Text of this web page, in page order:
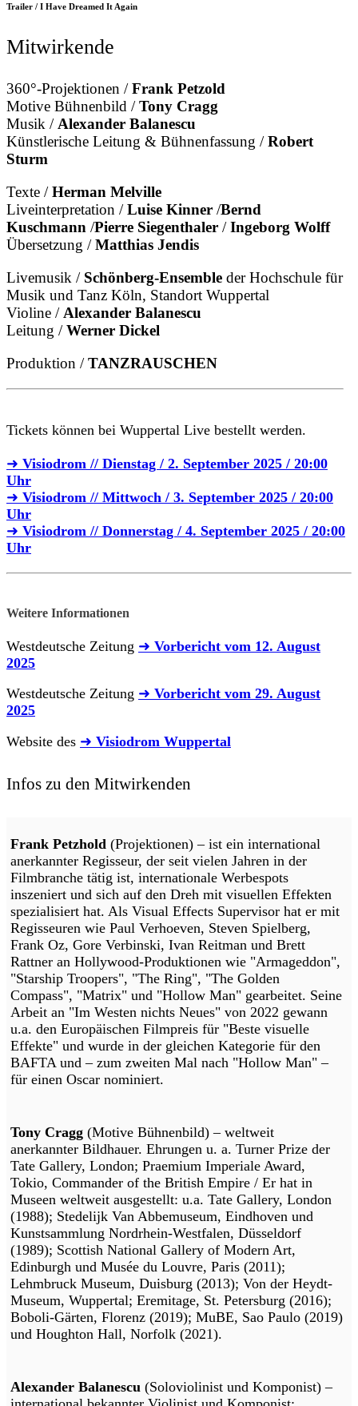
Trailer / I Have Dreamed It Again
Mitwirkende
360°-Projektionen /Frank Petzold
Motive Bühnenbild /Tony Cragg
Musik / Alexander Balanescu
Künstlerische Leitung & Bühnenfassung /Robert
Sturm
Texte /Herman Melville
Liveinterpretation /Luise Kinner /Bernd
Kuschmann /Pierre Siegenthaler /Ingeborg Wolff
Übersetzung /Matthias Jendis
Livemusik / Schönberg-Ensemble der Hochschule für
Musik und Tanz Köln, Standort Wuppertal
Violine /Alexander Balanescu
Leitung /Werner Dickel
Produktion /TANZRAUSCHEN
Tickets können bei Wuppertal Live bestellt werden.
➜ Visiodrom // Dienstag / 2. September 2025 / 20:00
Uhr
➜ Visiodrom // Mittwoch / 3. September 2025 / 20:00
Uhr
➜ Visiodrom // Donnerstag / 4. September 2025 / 20:00
Uhr
Weitere Informationen
Westdeutsche Zeitung ➜ Vorbericht vom 12. August
2025
Westdeutsche Zeitung ➜ Vorbericht vom 29. August
2025
Website des ➜ Visiodrom Wuppertal
Infos zu den Mitwirkenden
Frank Petzhold (Projektionen) – ist ein international
anerkannter Regisseur, der seit vielen Jahren in der
Filmbranche tätig ist, internationale Werbespots
inszeniert und sich auf den Dreh mit visuellen Effekten
spezialisiert hat. Als Visual Effects Supervisor hat er mit
Regisseuren wie Paul Verhoeven, Steven Spielberg,
Frank Oz, Gore Verbinski, Ivan Reitman und Brett
Rattner an Hollywood-Produktionen wie "Armageddon",
"Starship Troopers", "The Ring", "The Golden
Compass", "Matrix" und "Hollow Man" gearbeitet. Seine
Arbeit an "Im Westen nichts Neues" von 2022 gewann
u.a. den Europäischen Filmpreis für "Beste visuelle
Effekte" und wurde in der gleichen Kategorie für den
BAFTA und – zum zweiten Mal nach "Hollow Man" –
für einen Oscar nominiert.
Tony Cragg (Motive Bühnenbild) – weltweit
anerkannter Bildhauer. Ehrungen u. a. Turner Prize der
Tate Gallery, London; Praemium Imperiale Award,
Tokio, Commander of the British Empire / Er hat in
Museen weltweit ausgestellt: u.a. Tate Gallery, London
(1988); Stedelijk Van Abbemuseum, Eindhoven und
Kunstsammlung Nordrhein-Westfalen, Düsseldorf
(1989); Scottish National Gallery of Modern Art,
Edinburgh und Musée du Louvre, Paris (2011);
Lehmbruck Museum, Duisburg (2013); Von der Heydt-
Museum, Wuppertal; Eremitage, St. Petersburg (2016);
Boboli-Gärten, Florenz (2019); MuBE, Sao Paulo (2019)
und Houghton Hall, Norfolk (2021).
Alexander Balanescu (Soloviolinist und Komponist) –